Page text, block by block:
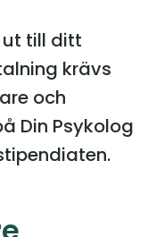
ut till ditt
krävs
och
Din Psykolog